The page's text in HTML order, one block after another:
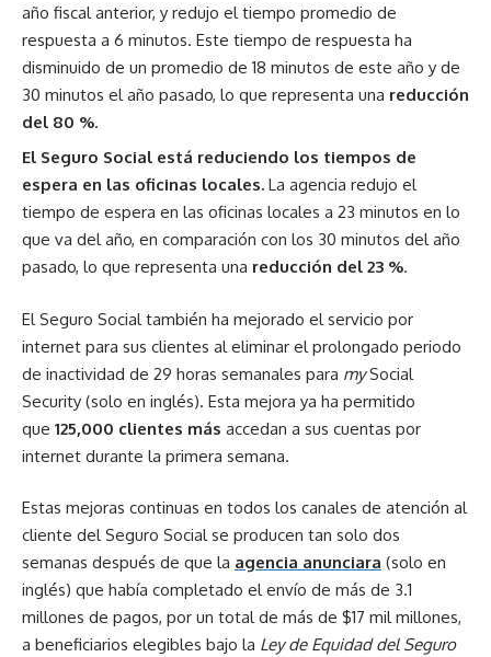
año fiscal anterior, y redujo el tiempo promedio de
respuesta a 6 minutos. Este tiempo de respuesta ha
disminuido de un promedio de 18 minutos de este año y de
30 minutos el año pasado, lo que representa una reducción
del 80 %.
El Seguro Social está reduciendo los tiempos de
espera en las oficinas locales. La agencia redujo el
tiempo de espera en las oficinas locales a 23 minutos en lo
que va del año, en comparación con los 30 minutos del año
pasado, lo que representa una reducción del 23 %.
El Seguro Social también ha mejorado el servicio por
internet para sus clientes al eliminar el prolongado periodo
de inactividad de 29 horas semanales para mySocial
Security (solo en inglés). Esta mejora ya ha permitido
que 125,000 clientes más accedan a sus cuentas por
internet durante la primera semana.
Estas mejoras continuas en todos los canales de atención al
cliente del Seguro Social se producen tan solo dos
semanas después de que la agencia anunciara (solo en
inglés) que había completado el envío de más de 3.1
millones de pagos, por un total de más de $17 mil millones,
a beneficiarios elegibles bajo la Ley de Equidad del Seguro